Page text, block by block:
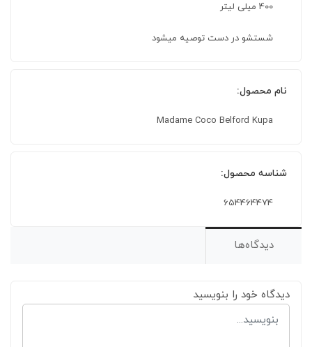
400 میلی لیتر
شستشو در دست توصیه میشود
نام محصول:
Madame Coco Belford Kupa
شناسه محصول:
654464474
دیدگاه‌ها
دیدگاه خود را بنویسید